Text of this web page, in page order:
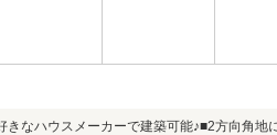
なハウスメーカーで建築可能♪■2方向角地